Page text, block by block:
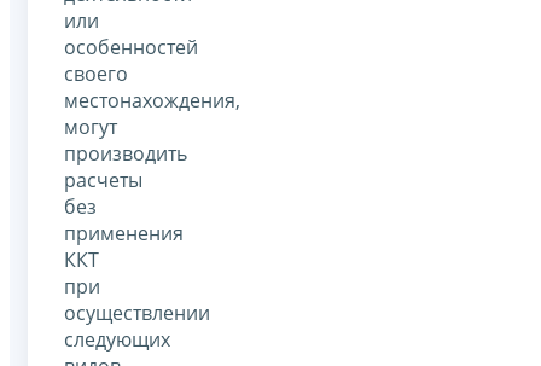
или
особенностей
своего
местонахождения,
могут
производить
расчеты
без
применения
ККТ
при
осуществлении
следующих